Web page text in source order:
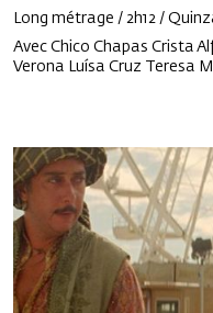
Long métrage / 2h12 /
Avec Chico Chapas Crista
Verona Luísa Cruz Teresa